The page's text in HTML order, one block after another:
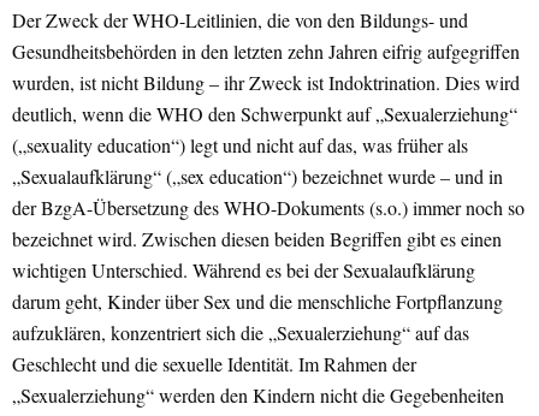
Der Zweck der WHO-Leitlinien, die von den Bildungs- und
Gesundheitsbehörden in den letzten zehn Jahren eifrig aufgegriffen
wurden, ist nicht Bildung – ihr Zweck ist Indoktrination. Dies wird
deutlich, wenn die WHO den Schwerpunkt auf „Sexualerziehung“
(„sexuality education“) legt und nicht auf das, was früher als
„Sexualaufklärung“ („sex education“) bezeichnet wurde – und in
der BzgA-Übersetzung des WHO-Dokuments (s.o.) immer noch so
bezeichnet wird. Zwischen diesen beiden Begriffen gibt es einen
wichtigen Unterschied. Während es bei der Sexualaufklärung
darum geht, Kinder über Sex und die menschliche Fortpflanzung
aufzuklären, konzentriert sich die „Sexualerziehung“ auf das
Geschlecht und die sexuelle Identität. Im Rahmen der
„Sexualerziehung“ werden den Kindern nicht die Gegebenheiten